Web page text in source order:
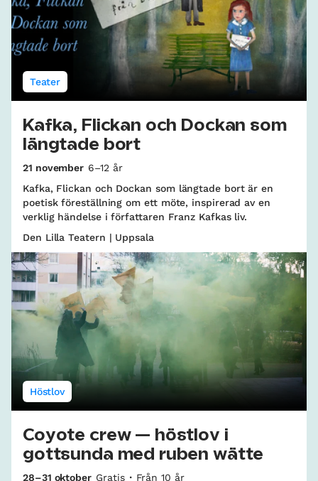
Teater
Kafka, Flickan och Dockan som
längtade bort
21 november 6–12 år
Kafka, Flickan och Dockan som längtade bort är en
poetisk föreställning om ett möte, inspirerad av en
verklig händelse i författaren Franz Kafkas liv.
Den Lilla Teatern | Uppsala
Höstlov
Coyote crew — höstlov i
gottsunda med ruben wätte
28–31 oktober Gratis
Från 10 år